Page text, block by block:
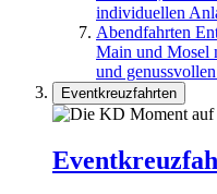
individuellen
Abendfahrten
Main und Mosel
und
Eventkreuzfahrten